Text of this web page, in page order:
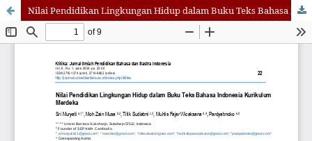
Nilai Pendidikan Lingkungan Hidup dalam Buku Teks Bahasa Indonesia Kurikulum Merdeka